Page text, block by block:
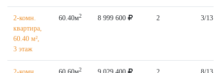
2-комн.
квартира,
60.40 м²,
3 этаж
60.40м2 8 999 600 2 3/13
2